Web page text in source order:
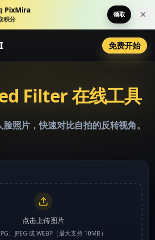
PixMira
积分
领取 关
免费开始
Filter 在线工具
照片，快速对比自拍的反转视角。
点击上传图片
、JPEG 或 WEBP（最大支持 10MB）